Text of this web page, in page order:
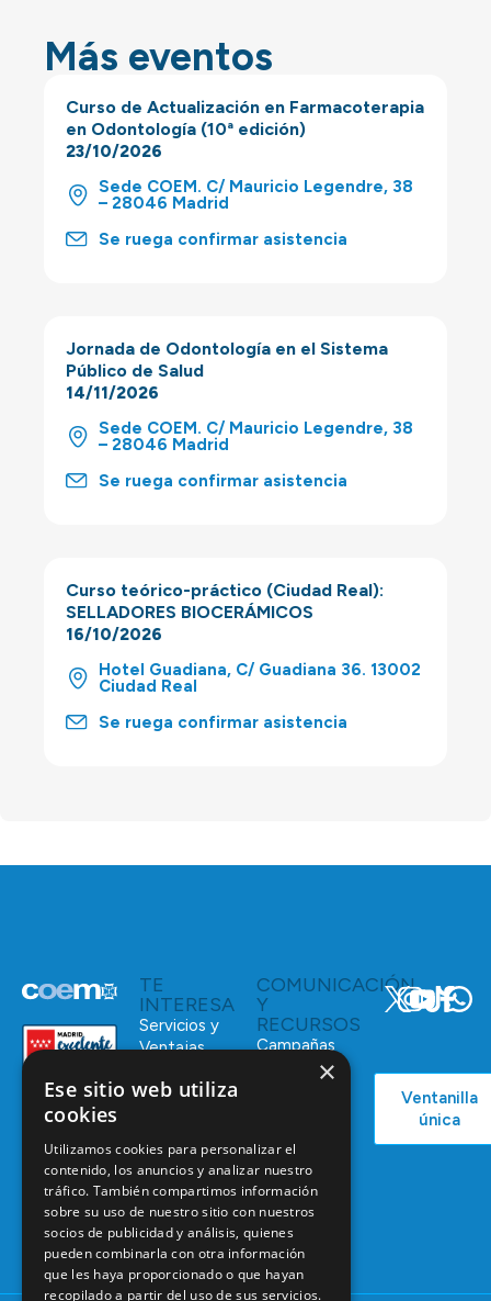
Más eventos
Curso de Actualización en Farmacoterapia
en Odontología (10ª edición)
23/10/2026
Sede COEM. C/ Mauricio Legendre, 38
– 28046 Madrid
Se ruega confirmar asistencia
Jornada de Odontología en el Sistema
Público de Salud
14/11/2026
Sede COEM. C/ Mauricio Legendre, 38
– 28046 Madrid
Se ruega confirmar asistencia
Curso teórico-práctico (Ciudad Real):
SELLADORES BIOCERÁMICOS
16/10/2026
Hotel Guadiana, C/ Guadiana 36. 13002
Ciudad Real
Se ruega confirmar asistencia
C/ Mauricio
Legendre,
28046
Madrid
91 561 29 05
informacion@coem.org.es
TE
INTERESA
Servicios y
Ventajas
Bolsa de
Formación
Continuada
Tablón de
anuncios
COMUNICACIÓN
Y
RECURSOS
Campañas
Ventanilla
única
×
Ese sitio web utiliza
cookies
Utilizamos cookies para personalizar el
contenido, los anuncios y analizar nuestro
tráfico. También compartimos información
sobre su uso de nuestro sitio con nuestros
socios de publicidad y análisis, quienes
pueden combinarla con otra información
que les haya proporcionado o que hayan
recopilado a partir del uso de sus servicios.